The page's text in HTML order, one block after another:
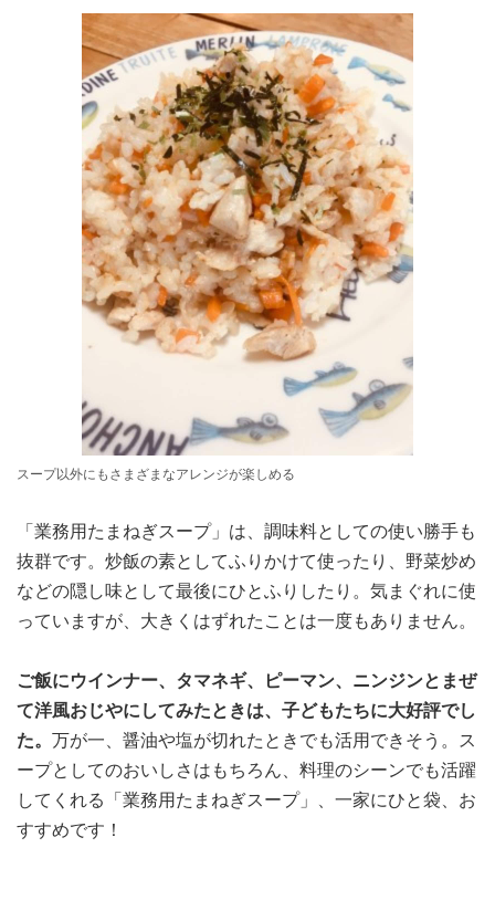
スープ以外にもさまざまなアレンジが楽しめる
「業務用たまねぎスープ」は、調味料としての使い勝手も
抜群です。炒飯の素としてふりかけて使ったり、野菜炒め
などの隠し味として最後にひとふりしたり。気まぐれに使
っていますが、大きくはずれたことは一度もありません。
ご飯にウインナー、タマネギ、ピーマン、ニンジンとまぜ
て洋風おじやにしてみたときは、子どもたちに大好評でし
た。 万が一、醤油や塩が切れたときでも活用できそう。ス
ープとしてのおいしさはもちろん、料理のシーンでも活躍
してくれる「業務用たまねぎスープ」、一家にひと袋、お
すすめです！